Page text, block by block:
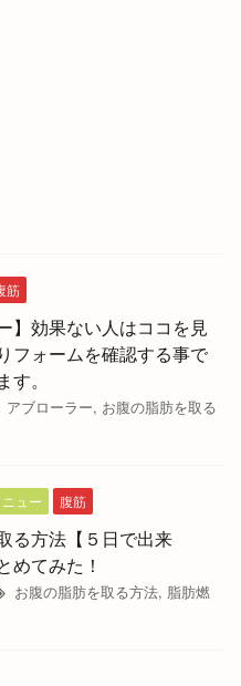
筋
】効果ない人はココを見
フォームを確認する事で
。
アブローラー, お腹の脂肪を取る
ュー 腹筋
る方法【５日で出来
めてみた！
お腹の脂肪を取る方法, 脂肪燃